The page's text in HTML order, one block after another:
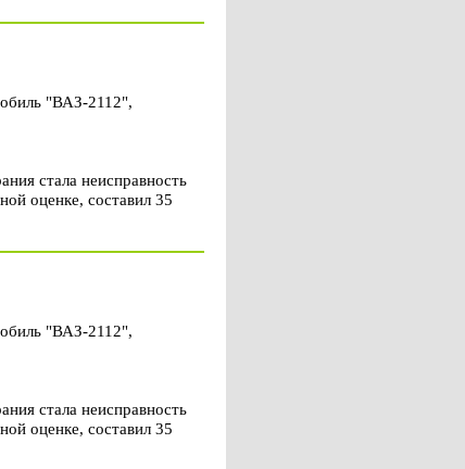
"ВАЗ-2112",
стала неисправность
оценке, составил 35
"ВАЗ-2112",
стала неисправность
оценке, составил 35